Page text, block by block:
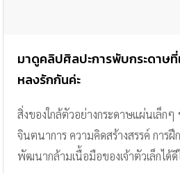
มาดูคลิปศิลปะการพับกระดาษ
หลงรักกันค่ะ
สิ่งของใกล้ตัวอย่างกระดาษแผ่นเล็กๆ
จินตนาการ ความคิดสร้างสรรค์ การฝึ
พัฒนากล้ามเนื้อมือของเจ้าตัวเล็กได้